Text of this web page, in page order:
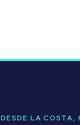
DESDE LA